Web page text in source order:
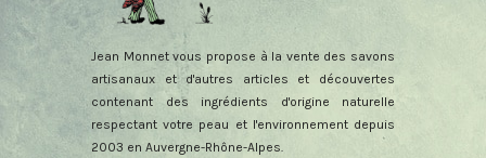
Jean Monnet vous propose à la vente des savons
artisanaux et d'autres articles et découvertes
contenant des ingrédients d'origine naturelle
respectant votre peau et l'environnement depuis
2003 en Auvergne-Rhône-Alpes.